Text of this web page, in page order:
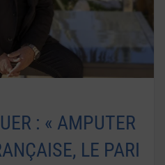
: « AMPUTER
LE PARI